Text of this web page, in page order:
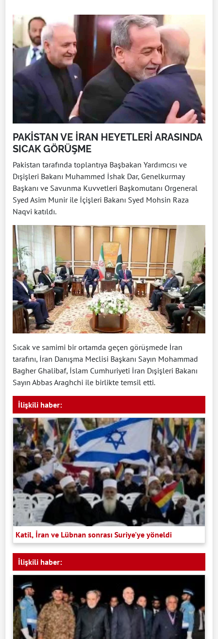
PAKİSTAN VE İRAN HEYETLERİ ARASINDA
SICAK GÖRÜŞME
Pakistan tarafında toplantıya Başbakan Yardımcısı ve
Dışişleri Bakanı Muhammed İshak Dar, Genelkurmay
Başkanı ve Savunma Kuvvetleri Başkomutanı Orgeneral
Syed Asim Munir ile İçişleri Bakanı Syed Mohsin Raza
Naqvi katıldı.
Sıcak ve samimi bir ortamda geçen görüşmede İran
tarafını, İran Danışma Meclisi Başkanı Sayın Mohammad
Bagher Ghalibaf, İslam Cumhuriyeti İran Dışişleri Bakanı
Sayın Abbas Araghchi ile birlikte temsil etti.
İlişkili haber:
Katil, İran ve Lübnan sonrası Suriye'ye yöneldi
İlişkili haber: